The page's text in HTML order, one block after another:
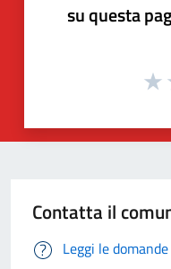
su questa
Contatta il
Leggi le